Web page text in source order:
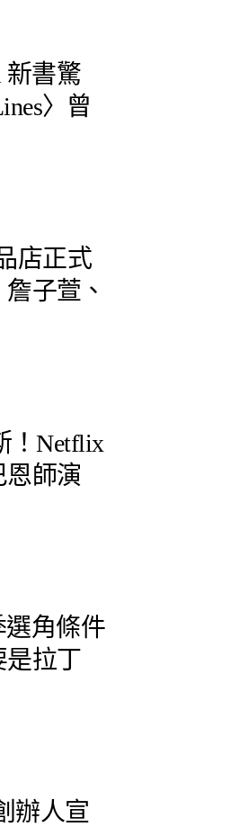
新書驚
〉曾
店正式
子萱、
！Netflix
師演
角條件
是拉丁
辦人宣